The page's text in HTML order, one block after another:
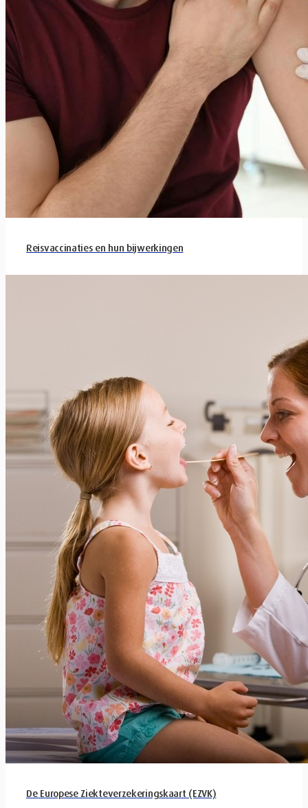
Reisvaccinaties en hun bijwerkingen
De Europese Ziekteverzekeringskaart (EZVK)